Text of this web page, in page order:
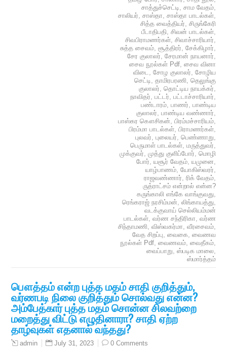
சாத்துச்செட்டி, சாம வேதம்,
சாலியர், சாஸ்தா, சாஸ்தா பாடல்கள்,
சித்த வைத்தியர், சிருங்கேரி
பீடாதிபதி, சிவன் பாடல்கள்,
சிவபிராமணர்கள், சிவாச்சாரியார்,
சுத்த சைவம், சூத்திரர், சேக்கிழார்,
சேர குலாலர், சேரமான் நாயனார்,
சைவ நூல்கள் Pdf, சைவ வினா
விடை, சோழ குலாலர், சோழிய
செட்டி, தாமிரபரணி, தெலுங்கு
குலாலர், தொட்டிய நாயக்கர்,
நாவிதர், பட்டர், பட்டாச்சாரியார்,
பண்டாரம், பாணர், பாண்டிய
குலாலர், பாண்டிய வண்ணார்,
பாஸ்கர கௌசிகன், பிரம்மச்சாரியம்,
பிரம்மா பாடல்கள், பிராமணர்கள்,
புலவர், புலையர், பெண்ணாறு,
பெருமாள் பாடல்கள், மருத்துவர்,
முக்குவர், முத்து குளிப்போர், மொழி
போர், யசூர் வேதம், யமுனை,
யாழ்பாணம், யோகிஸ்வரர்,
ராஜவண்ணார், ரிக் வேதம்,
ருத்ராட்சம் என்றால் என்ன?
கருங்காலி எங்கே வாங்குவது,
ரெங்கராஜ் நரசிம்மன், லிங்காயத்து,
வடக்குவாய் செல்லியம்மன்
பாடல்கள், வர்ண சந்திரிகா, வர்ண
சிந்தாமணி, விஸ்வகர்மா, வீரசைவம்,
வேத சிறப்பு, வைகை, வைணவ
நூல்கள் Pdf, வைணவம், வைதீகம்,
வைப்பாறு, ஸ்படிக மாலை,
ஸ்மார்த்தம்
பௌத்தம் என்ற புத்த மதம் சாதி குறித்தும்,
வர்ணபடி நிலை குறித்தும் சொல்வது என்ன?
அம்பேத்கார் புத்த மதம் சொன்ன சிலவற்றை
மறைத்து விட்டு எழுதினாரா? சாதி ஏற்ற
தாழ்வுகள் எதனால் வந்தது?
admin July 31, 2023 0 Comments